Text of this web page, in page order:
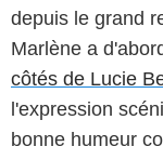
depuis le grand
Marlène a
côtés de Lucie
l'expression
bonne humeur